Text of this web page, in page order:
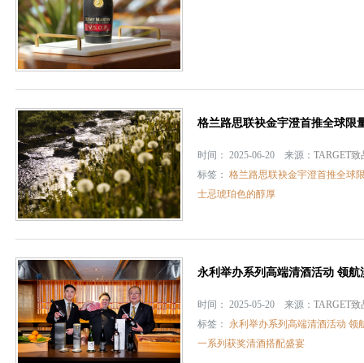
格兰路思联袂金宇澄首推全球限
时间： 2025-06-20 来源： TARGET致
标签： 格兰路思联袂金宇澄首推全球
士忌琥珀色的醇厚
永利举办系列高端清酒活动 领
时间： 2025-05-20 来源： TARGET致
标签： 永利举办系列高端清酒活动 领
一系列获奖清酒搭配盛宴